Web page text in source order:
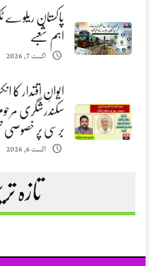
پاکستان
اہم شعبے
اگست 7, 2026
ایوانِ اقتدار کا
سکندرشگری
برسی پر خصوصی
اگست 6, 2026
تازہ